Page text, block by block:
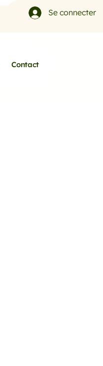
Se connecter
Contact